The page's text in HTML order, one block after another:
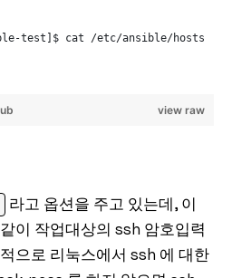
test]$ cat /etc/ansible/hosts
view raw
라고 옵션을 주고 있는데, 이
이 작업대상의 ssh 암호입력
으로 리눅스에서 ssh 에 대한